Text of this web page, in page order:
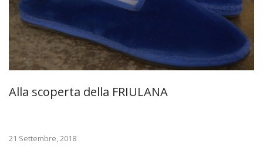
Alla scoperta della FRIULANA
21 Settembre, 2018